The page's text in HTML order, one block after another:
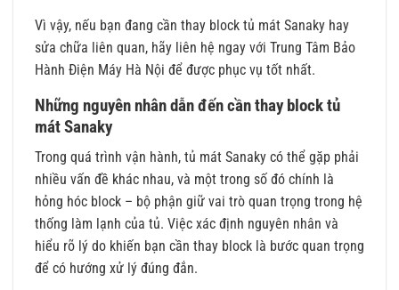
Vì vậy, nếu bạn đang cần thay block tủ mát Sanaky hay
sửa chữa liên quan, hãy liên hệ ngay với Trung Tâm Bảo
Hành Điện Máy Hà Nội để được phục vụ tốt nhất.
Những nguyên nhân dẫn đến cần thay block tủ
mát Sanaky
Trong quá trình vận hành, tủ mát Sanaky có thể gặp phải
nhiều vấn đề khác nhau, và một trong số đó chính là
hỏng hóc block – bộ phận giữ vai trò quan trọng trong hệ
thống làm lạnh của tủ. Việc xác định nguyên nhân và
hiểu rõ lý do khiến bạn cần thay block là bước quan trọng
để có hướng xử lý đúng đắn.